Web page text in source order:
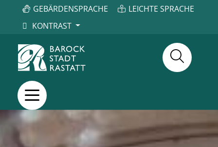
GEBÄRDENSPRACHE
LEICHTE SPRACHE
KONTRAST